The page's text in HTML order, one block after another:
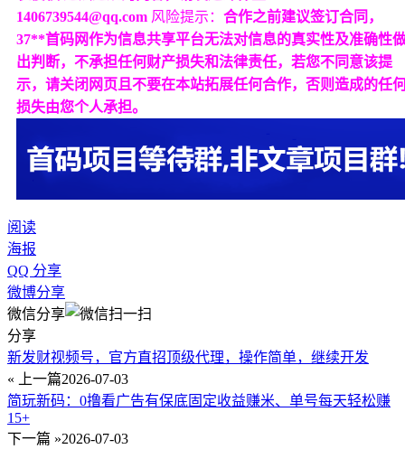
1406739544@qq.com 风险提示： 合作之前建议签订合同，
37**首码网作为信息共享平台无法对信息的真实性及准确性
出判断，不承担任何财产损失和法律责任，若您不同意该提
示，请关闭网页且不要在本站拓展任何合作，否则造成的任
损失由您个人承担。
阅读
海报
QQ 分享
微博分享
微信分享
分享
新发财视频号，官方直招顶级代理，操作简单，继续开发
« 上一篇2026-07-03
简玩新码：0撸看广告有保底固定收益赚米、单号每天轻松赚
15+
下一篇 »2026-07-03